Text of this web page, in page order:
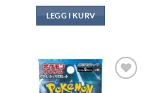
LEGG I KURV